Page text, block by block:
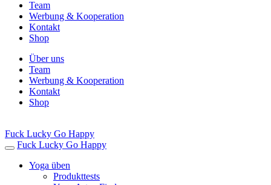
Team
Werbung & Kooperation
Kontakt
Shop
Über uns
Team
Werbung & Kooperation
Kontakt
Shop
Fuck Lucky Go Happy
Fuck Lucky Go Happy
Yoga üben
Produkttests